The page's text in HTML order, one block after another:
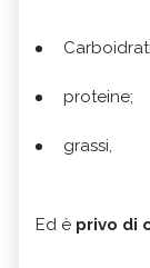
proteine;
grassi,
Ed è privo di